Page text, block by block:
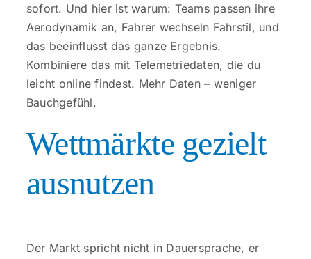
sofort. Und hier ist warum: Teams passen ihre
Aerodynamik an, Fahrer wechseln Fahrstil, und
das beeinflusst das ganze Ergebnis.
Kombiniere das mit Telemetriedaten, die du
leicht online findest. Mehr Daten – weniger
Bauchgefühl.
Wettmärkte gezielt
ausnutzen
Der Markt spricht nicht in Dauersprache, er